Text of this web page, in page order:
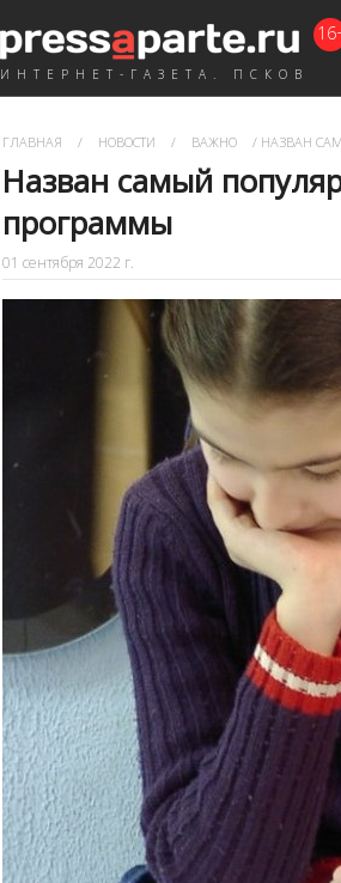
ИНТЕРНЕТ-ГАЗЕТА. ПСКОВ
ГЛАВНАЯ / НОВОСТИ / ВАЖНО / НАЗВАН
Назван самый
программы
01 сентября 2022 г.